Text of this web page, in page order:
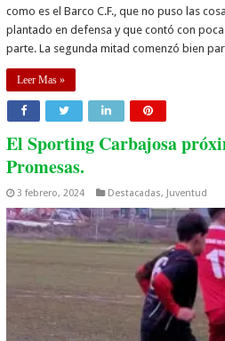
como es el Barco C.F., que no puso las
plantado en defensa y que contó con
parte. La segunda mitad comenzó bien
Leer Mas »
El Sporting Carbajosa
Promesas.
3 febrero, 2024 Destacadas, Juventud